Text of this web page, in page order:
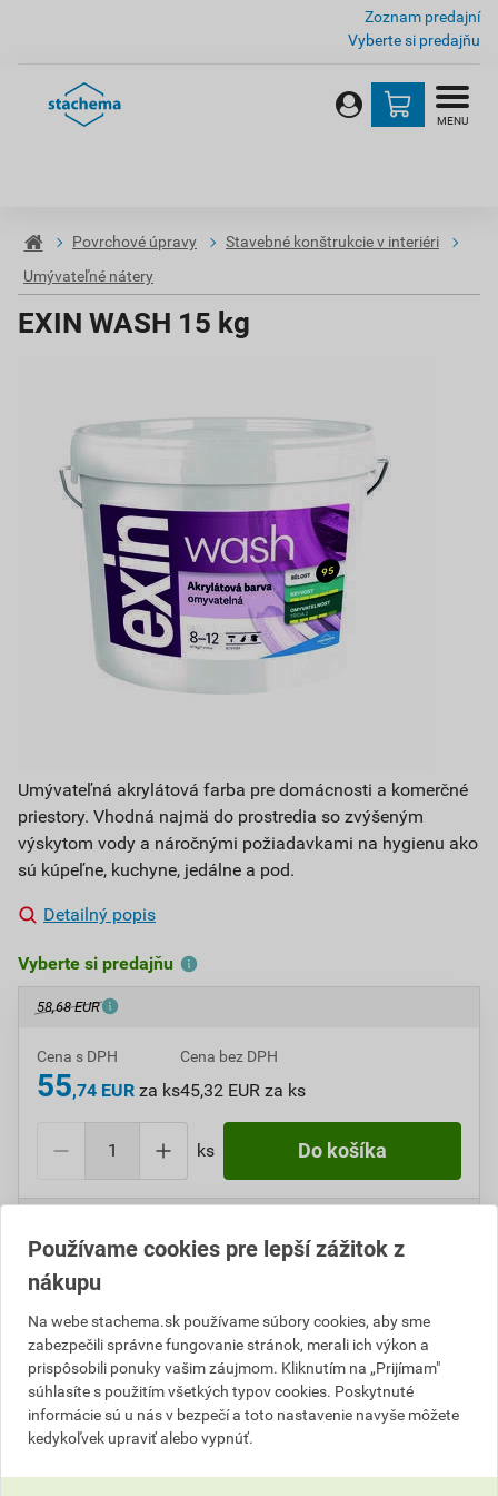
Zoznam predajní
Vyberte si predajňu
MENU
Povrchové úpravy
Stavebné konštrukcie v interiéri
Umývateľné nátery
EXIN WASH 15 kg
Umývateľná akrylátová farba pre domácnosti a komerčné
priestory. Vhodná najmä do prostredia so zvýšeným
výskytom vody a náročnými požiadavkami na hygienu ako
sú kúpeľne, kuchyne, jedálne a pod.
Detailný popis
Vyberte si predajňu
58,68 EUR
Cena s DPH
55,74 EUR za ks
Cena bez DPH
45,32 EUR za ks
ks Do košíka
(45,32EURbez DPH).
Číslo položky:
VýrobcaStachema
Popis
Akrylátovú farbu je možné použiť na vyzreté omietky a
Používame cookies pre lepší zážitok z
nákupu
Na webe stachema.sk používame súbory cookies, aby sme
zabezpečili správne fungovanie stránok, merali ich výkon a
prispôsobili ponuky vašim záujmom. Kliknutím na „Prijímam"
súhlasíte s použitím všetkých typov cookies. Poskytnuté
informácie sú u nás v bezpečí a toto nastavenie navyše môžete
kedykoľvek upraviť alebo vypnúť.